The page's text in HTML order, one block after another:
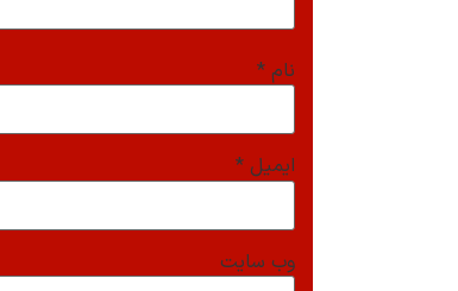
نام *
ایمیل *
وب‌ سایت